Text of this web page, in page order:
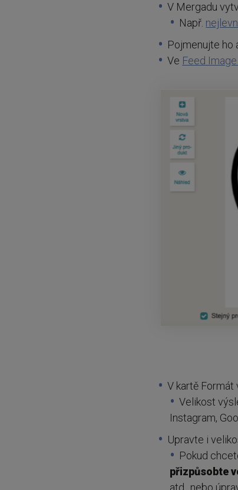
V Mergadu
Např.
Pojmenujte ho
Ve Feed
V kartě
Velikost
Instagram,
Upravte i
Pokud
přizpůsobte
atd., nebo